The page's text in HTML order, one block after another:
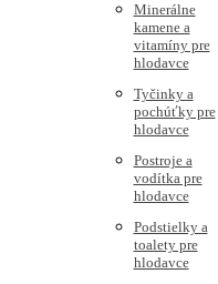
Minerálne
kamene a
vitamíny pre
hlodavce
Tyčinky a
pochúťky pre
hlodavce
Postroje a
vodítka pre
hlodavce
Podstielky a
toalety pre
hlodavce